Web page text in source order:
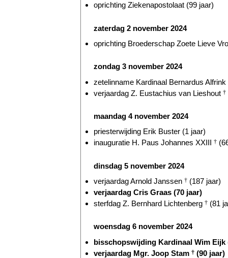
oprichting Ziekenapostolaat (99 jaar)
zaterdag 2 november 2024
oprichting Broederschap Zoete Lieve
zondag 3 november 2024
zetelinname Kardinaal Bernardus Alfrink
verjaardag Z. Eustachius van Lieshout †
maandag 4 november 2024
priesterwijding Erik Buster (1 jaar)
inauguratie H. Paus Johannes XXIII †
dinsdag 5 november 2024
verjaardag Arnold Janssen † (187 jaar)
verjaardag Cris Graas (70 jaar)
sterfdag Z. Bernhard Lichtenberg † (81
woensdag 6 november 2024
bisschopswijding Kardinaal Wim Eijk
verjaardag Mgr. Joop Stam † (90 jaar)